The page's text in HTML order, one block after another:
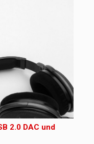
2.0 DAC und